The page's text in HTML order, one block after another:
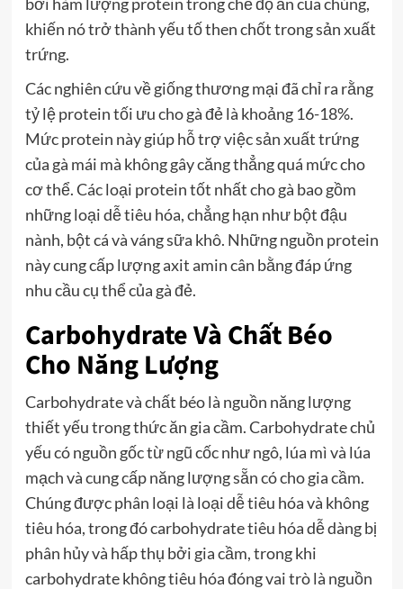
khiến nó trở thành yếu tố then chốt trong sản xuất
trứng.
Các nghiên cứu về giống thương mại đã chỉ ra rằng
tỷ lệ protein tối ưu cho gà đẻ là khoảng 16-18%.
Mức protein này giúp hỗ trợ việc sản xuất trứng
của gà mái mà không gây căng thẳng quá mức cho
cơ thể. Các loại protein tốt nhất cho gà bao gồm
những loại dễ tiêu hóa, chẳng hạn như bột đậu
nành, bột cá và váng sữa khô. Những nguồn protein
này cung cấp lượng axit amin cân bằng đáp ứng
nhu cầu cụ thể của gà đẻ.
Carbohydrate Và Chất Béo
Cho Năng Lượng
Carbohydrate và chất béo là nguồn năng lượng
thiết yếu trong thức ăn gia cầm. Carbohydrate chủ
yếu có nguồn gốc từ ngũ cốc như ngô, lúa mì và lúa
mạch và cung cấp năng lượng sẵn có cho gia cầm.
Chúng được phân loại là loại dễ tiêu hóa và không
tiêu hóa, trong đó carbohydrate tiêu hóa dễ dàng bị
phân hủy và hấp thụ bởi gia cầm, trong khi
carbohydrate không tiêu hóa đóng vai trò là nguồn